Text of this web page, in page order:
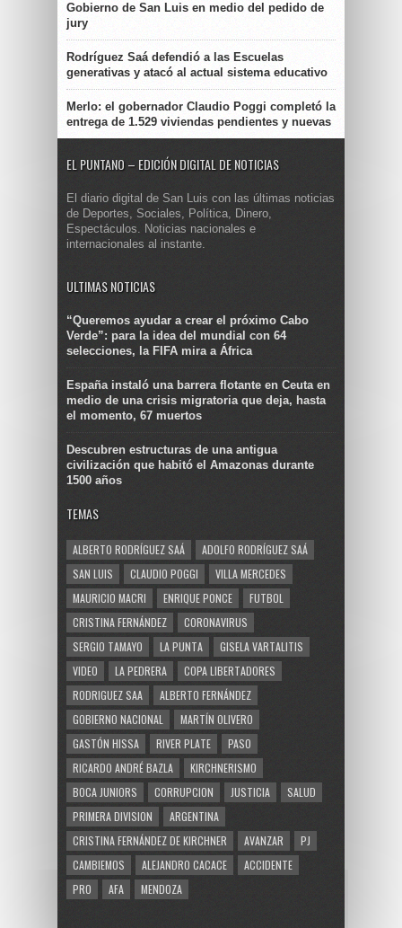
Gobierno de San Luis en medio del pedido de
jury
Rodríguez Saá defendió a las Escuelas
generativas y atacó al actual sistema educativo
Merlo: el gobernador Claudio Poggi completó la
entrega de 1.529 viviendas pendientes y nuevas
EL PUNTANO – EDICIÓN DIGITAL DE NOTICIAS
El diario digital de San Luis con las últimas noticias
de Deportes, Sociales, Política, Dinero,
Espectáculos. Noticias nacionales e
internacionales al instante.
ULTIMAS NOTICIAS
“Queremos ayudar a crear el próximo Cabo
Verde”: para la idea del mundial con 64
selecciones, la FIFA mira a África
España instaló una barrera flotante en Ceuta en
medio de una crisis migratoria que deja, hasta
el momento, 67 muertos
Descubren estructuras de una antigua
civilización que habitó el Amazonas durante
1500 años
TEMAS
ALBERTO RODRÍGUEZ SAÁ
ADOLFO RODRÍGUEZ SAÁ
SAN LUIS
CLAUDIO POGGI
VILLA MERCEDES
MAURICIO MACRI
ENRIQUE PONCE
FUTBOL
CRISTINA FERNÁNDEZ
CORONAVIRUS
SERGIO TAMAYO
LA PUNTA
GISELA VARTALITIS
VIDEO
LA PEDRERA
COPA LIBERTADORES
RODRIGUEZ SAA
ALBERTO FERNÁNDEZ
GOBIERNO NACIONAL
MARTÍN OLIVERO
GASTÓN HISSA
RIVER PLATE
PASO
RICARDO ANDRÉ BAZLA
KIRCHNERISMO
BOCA JUNIORS
CORRUPCION JUSTICIA
SALUD
PRIMERA DIVISION
ARGENTINA
CRISTINA FERNÁNDEZ DE KIRCHNER
AVANZAR
PJ
CAMBIEMOS
ALEJANDRO CACACE
ACCIDENTE
PRO
AFA MENDOZA